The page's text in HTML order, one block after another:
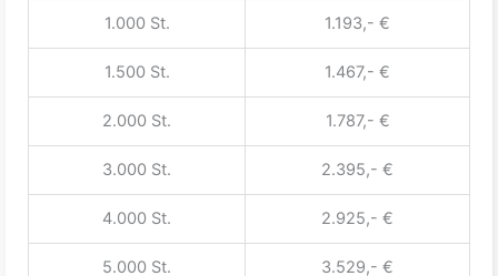
1.000 St. 1.193,- €
1.500 St. 1.467,- €
2.000 St. 1.787,- €
3.000 St. 2.395,- €
4.000 St. 2.925,- €
5.000 St. 3.529,- €